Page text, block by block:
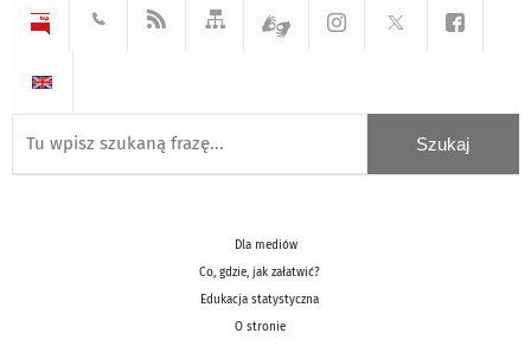
Dla mediów
Co, gdzie, jak załatwić?
Edukacja statystyczna
O stronie